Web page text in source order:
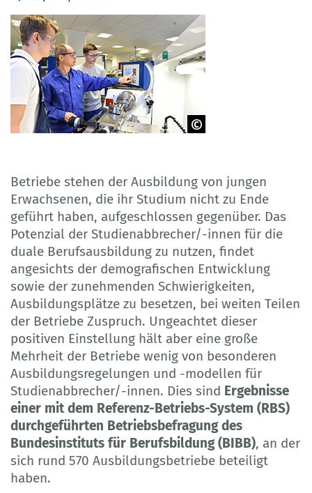
Betriebe stehen der Ausbildung von jungen
Erwachsenen, die ihr Studium nicht zu Ende
geführt haben, aufgeschlossen gegenüber. Das
Potenzial der Studienabbrecher/-innen für die
duale Berufsausbildung zu nutzen, findet
angesichts der demografischen Entwicklung
sowie der zunehmenden Schwierigkeiten,
Ausbildungsplätze zu besetzen, bei weiten Teilen
der Betriebe Zuspruch. Ungeachtet dieser
positiven Einstellung hält aber eine große
Mehrheit der Betriebe wenig von besonderen
Ausbildungsregelungen und -modellen für
Studienabbrecher/-innen. Dies sind Ergebnisse
einer mit dem Referenz-Betriebs-System (RBS)
durchgeführten Betriebsbefragung des
Bundesinstituts für Berufsbildung (BIBB), an der
sich rund 570 Ausbildungsbetriebe beteiligt
haben.